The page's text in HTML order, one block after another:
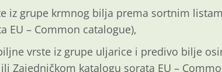
iz grupe krmnog bilja prema sortnim
EU – Common catalogue),
vrste iz grupe uljarice i predivo bilje
Zajedničkom katalogu sorata EU –